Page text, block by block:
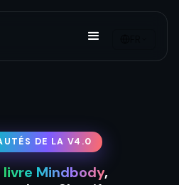
DE LA V4.0
livre Mindbody,